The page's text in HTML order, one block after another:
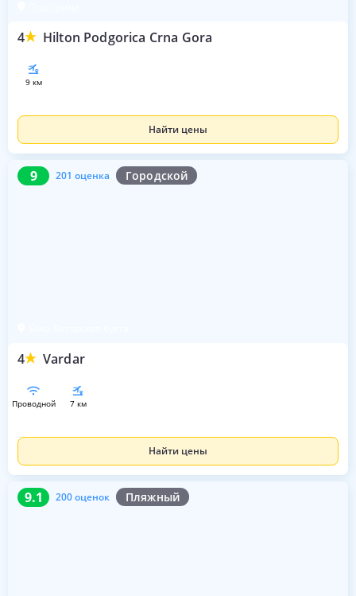
4 Hilton Podgorica Crna Gora
9 км
Найти цены
9 201 оценка Городской
4 Vardar
9 201 оценка
проводной 7 км
Найти цены
9.1 200 оценок Пляжный
9.1 200 оценок